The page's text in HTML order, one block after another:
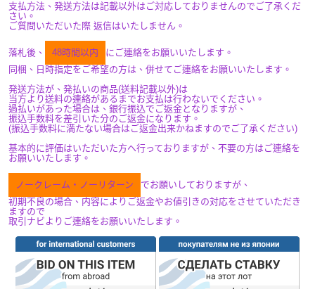
支払方法、発送方法は記載以外はご対応しておりませんのでご了承くだ
さい。
ご質問いただいた際 返信はいたしません。
落札後、 48時間以内
にご連絡をお願いいたします。
同梱、日時指定をご希望の方は、併せてご連絡をお願いいたします。
発送方法が、発払いの商品(送料記載以外)は
当方より送料の連絡があるまでお支払は行わないでください。
過払いがあった場合は、銀行振込でご返金となりますが、
振込手数料を差引いた分のご返金になります。
(振込手数料に満たない場合はご返金出来かねますのでご了承ください)
基本的に評価はいただいた方へ行っておりますが、不要の方はご連絡を
お願いいたします。
ノークレーム・ノーリターン
でお願いしておりますが、
初期不良の場合、内容によりご返金やお値引きの対応をさせていただき
ますので
取引ナビよりご連絡をお願いいたします。